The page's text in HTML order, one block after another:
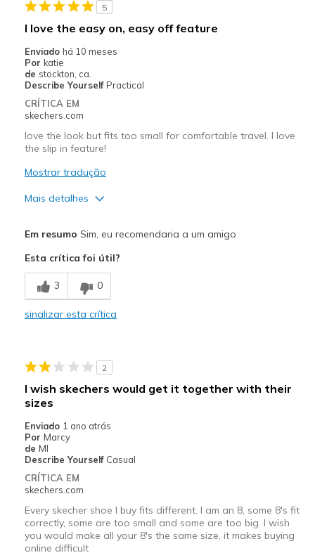
5
I love the easy on, easy off feature
Enviado há 10 meses
Por katie
de stockton, ca.
Describe Yourself Practical
CRÍTICA EM
skechers.com
love the look but fits too small for comfortable travel. I love
the slip in feature!
Mostrar tradução
Mais detalhes
Comfortable
Durable
Travel
Width
Sizing
View On Shoes
Em resumo Sim, eu recomendaria a um amigo
Esta crítica foi útil?
3 0
sinalizar esta crítica
2
I wish skechers would get it together with their
sizes
Enviado 1 ano atrás
Por Marcy
de MI
Describe Yourself Casual
CRÍTICA EM
skechers.com
Every skecher shoe I buy fits different. I am an 8, some 8's fit
correctly, some are too small and some are too big. I wish
you would make all your 8's the same size, it makes buying
online difficult